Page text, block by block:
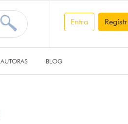
Entra
AUTORAS BLOG